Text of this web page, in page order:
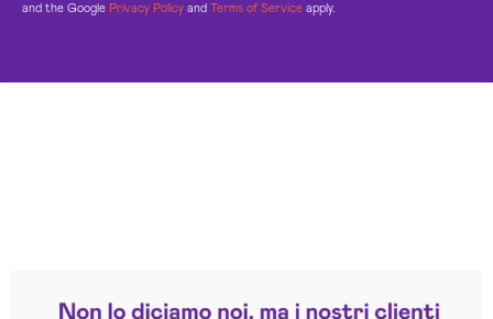
and the Google Privacy Policy and Terms of Service apply.
Trustpilot